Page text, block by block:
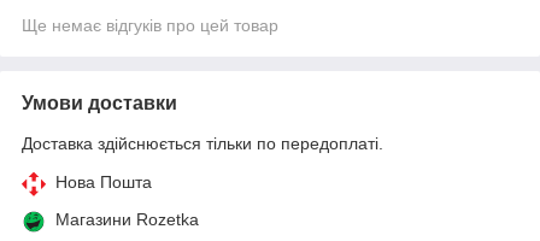
Ще немає відгуків про цей товар
Умови доставки
Доставка здійснюється тільки по передоплаті.
Нова Пошта
Магазини Rozetka